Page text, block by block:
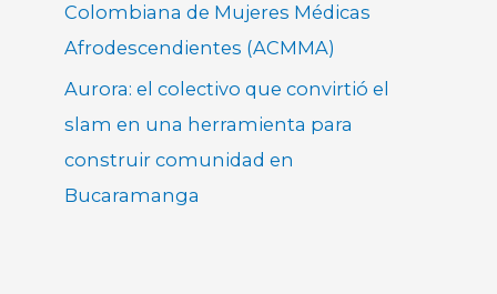
Colombiana de Mujeres Médicas
Afrodescendientes (ACMMA)
Aurora: el colectivo que convirtió el
slam en una herramienta para
construir comunidad en
Bucaramanga